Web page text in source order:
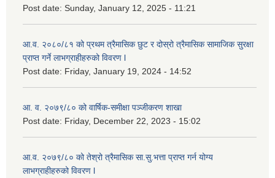
Post date: Sunday, January 12, 2025 - 11:21
आ.व. २०८०/८१ को प्रथम त्रैमासिक छुट र दोस्रो त्रैमासिक सामाजिक सुरक्षा
प्राप्त गर्ने लाभग्राहीहरुको विवरण l
Post date: Friday, January 19, 2024 - 14:52
आ. व. २०७९/८० को वार्षिक-समीक्षा पञ्जीकरण शाखा
Post date: Friday, December 22, 2023 - 15:02
आ.व. २०७९/८० को तेश्रो त्रैमासिक सा.सु.भ‍त्ता प्राप्त गर्न योग्य
लाभग्राहीहरुको विवरण l